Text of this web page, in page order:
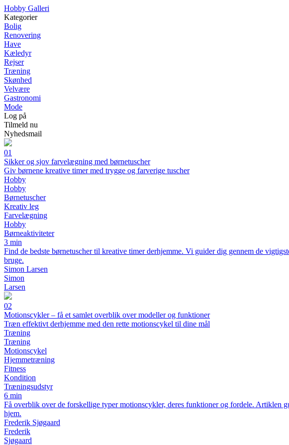
Hobby Galleri
Kategorier
Bolig
Renovering
Have
Kæledyr
Rejser
Træning
Skønhed
Velvære
Gastronomi
Mode
Log på
Tilmeld nu
Nyhedsmail
01
Sikker og sjov farvelægning med børnetuscher
Giv børnene kreative timer med trygge og farverige tuscher
Hobby
Hobby
Børnetuscher
Kreativ leg
Farvelægning
Hobby
Børneaktiviteter
3 min
Find de bedste børnetuscher til kreative timer derhjemme. Vi guider dig gennem de
bruge.
Simon Larsen
Simon
Larsen
02
Motionscykler – få et samlet overblik over modeller og funktioner
Træn effektivt derhjemme med den rette motionscykel til dine mål
Træning
Træning
Motionscykel
Hjemmetræning
Fitness
Kondition
Træningsudstyr
6 min
Få overblik over de forskellige typer motionscykler, deres funktioner og fordele. Artiklen
hjem.
Frederik Sjøgaard
Frederik
Sjøgaard